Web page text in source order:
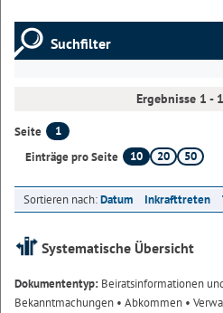
Suchfilter
Ergebnisse 1 -
Seite
1
Einträge pro Seite
10 20 50
Sortieren nach:Datum Inkrafttreten
Systematische Übersicht
Dokumententyp: Beiratsinformationen
Bekanntmachungen • Abkommen •